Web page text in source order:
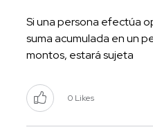
Si una persona efectúa
suma acumulada en un
montos, estará sujeta
0 Likes